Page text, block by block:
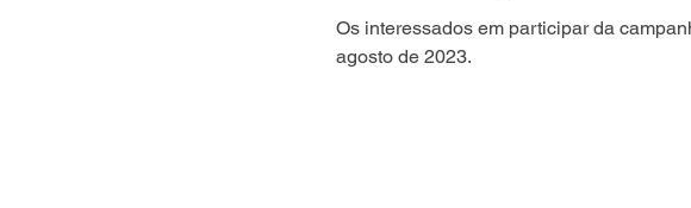
Os interessados em participar da
agosto de 2023.